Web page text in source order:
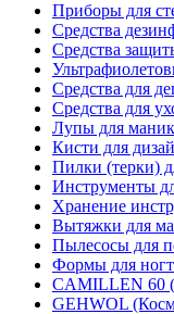
Приборы для
Средства
Средства
Средства для
Средства для
Лупы для
Кисти для
Пилки (терки)
Инструменты
Хранение
Вытяжки для
Пылесосы для
Формы для
CAMILLEN 60
GEHWOL